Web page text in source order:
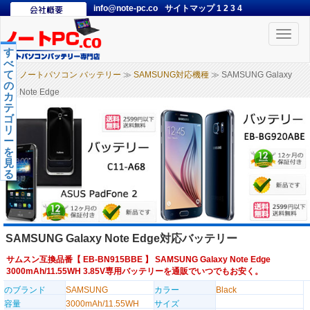
info@note-pc.co サイトマップ1 2 3 4
Toggle
ノートパソコン バッテリー ≫ SAMSUNG対応機種 ≫ SAMSUNG Galaxy
Note Edge
す
べ
て
の
カ
テ
ゴ
リ
ー
を
見
る
SAMSUNG Galaxy Note Edge対応バッテリー
サムスン互換品番【 EB-BN915BBE 】 SAMSUNG Galaxy Note Edge
3000mAh/11.55WH 3.85V専用バッテリーを通販でいつでもお安く。
のブランド
SAMSUNG カラー
Black
容量
3000mAh/11.55WH
サイズ